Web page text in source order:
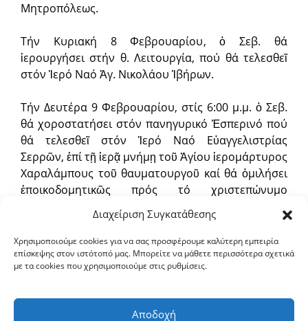
Διαχείριση Συγκατάθεσης
Χρησιμοποιούμε cookies για να σας προσφέρουμε καλύτερη εμπειρία
επίσκεψης στον ιστότοπό μας. Μπορείτε να μάθετε περισσότερα σχετικά
με τα cookies που χρησιμοποιούμε στις ρυθμίσεις.
Αποδοχή
Μητροπόλεως.
Τήν Κυριακή 8 Φεβρουαρίου, ὁ Σεβ. θά
ἱερουργήσει στήν θ. Λειτουργία, πού θά τελεσθεῖ
στόν Ἱερό Ναό Ἁγ. Νικολάου Ἰβήρων.
Τήν Δευτέρα 9 Φεβρουαρίου, στίς 6:00 μ.μ. ὁ Σεβ.
θά χοροστατήσει στόν πανηγυρικό Ἑσπερινό πού
θά τελεσθεῖ στόν Ἱερό Ναό Εὐαγγελιστρίας
Σερρῶν, ἐπί τῇ ἱερᾷ μνήμῃ τοῦ Ἁγίου ἱερομάρτυρος
Χαραλάμπους τοῦ θαυματουργοῦ καί θά ὁμιλήσει
ἐποικοδομητικῶς πρός τό χριστεπώνυμο
Τήν Τρίτη 10 Φεβρουαρίου, ὁ Σεβ. θά ἱερουργήσει
στήν θ. Λειτουργία, πού θά τελεσθεῖ στόν Ἱερό Ναό
Ἁγ. Παντελεήμονος Σερρῶν, ἐπί τῇ ἱερᾷ μνήμῃ τοῦ